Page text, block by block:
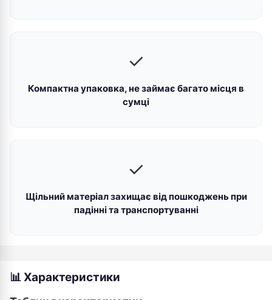
✓
Компактна упаковка, не займає багато місця в
сумці
✓
Щільний матеріал захищає від пошкоджень при
падінні та транспортуванні
📊 Характеристики